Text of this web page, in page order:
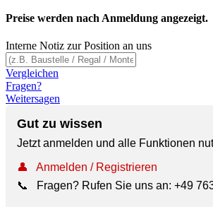
Preise werden nach Anmeldung angezeigt.
Interne Notiz zur Position an uns
Vergleichen
Fragen?
Weitersagen
Gut zu wissen
Jetzt anmelden und alle Funktionen
👤
Anmelden / Registrieren
📞
Fragen? Rufen Sie uns an: +49